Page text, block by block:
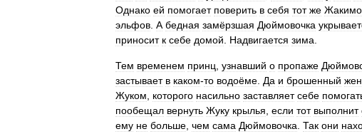
Однако ей помогает поверить в себя тот же Жакимо
эльфов А бедная замёрзшая Дюймовочка
приносит к себе домой Надвигается зима
Тем временем принц узнавший о пропаже
застывает в каком-то водоёме Да и брошенный
Жуком
которого насильно заставляет себе
пообещал вернуть Жуку крылья если тот выполнит
ему не больше чем сама Дюймовочка Так они